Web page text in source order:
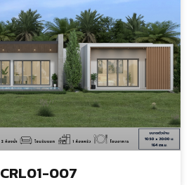
CRL01-007